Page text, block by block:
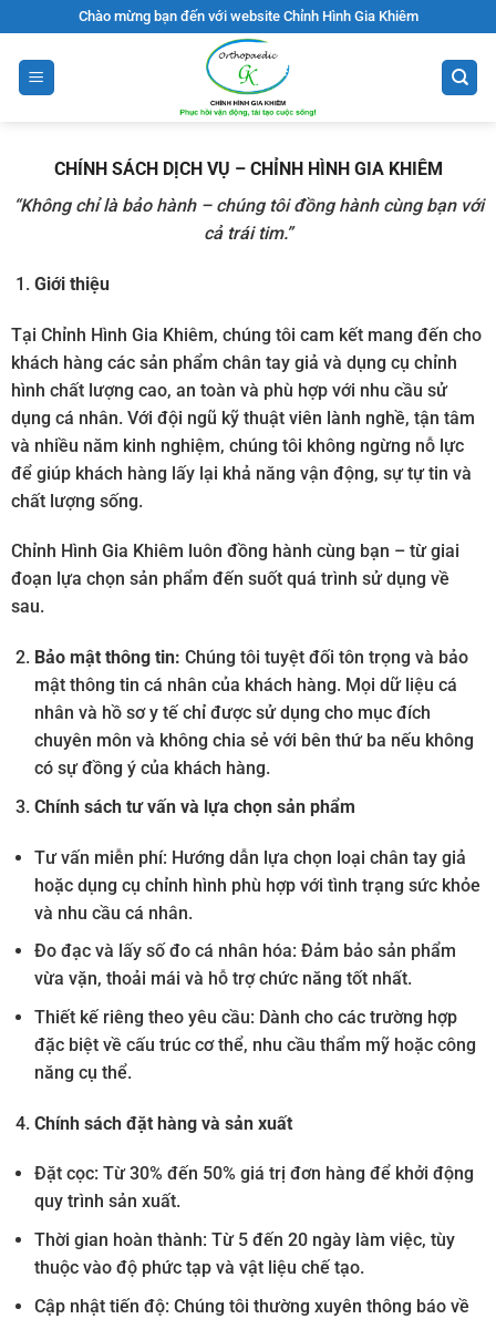
qua
nội
dung
Chào mừng bạn đến với website Chỉnh Hình Gia Khiêm
CHÍNH SÁCH DỊCH VỤ – CHỈNH HÌNH GIA KHIÊM
“Không chỉ là bảo hành – chúng tôi đồng hành cùng bạn với
cả trái tim.”
Giới thiệu
Tại Chỉnh Hình Gia Khiêm, chúng tôi cam kết mang đến cho
khách hàng các sản phẩm chân tay giả và dụng cụ chỉnh
hình chất lượng cao, an toàn và phù hợp với nhu cầu sử
dụng cá nhân. Với đội ngũ kỹ thuật viên lành nghề, tận tâm
và nhiều năm kinh nghiệm, chúng tôi không ngừng nỗ lực
để giúp khách hàng lấy lại khả năng vận động, sự tự tin và
chất lượng sống.
Chỉnh Hình Gia Khiêm luôn đồng hành cùng bạn – từ giai
đoạn lựa chọn sản phẩm đến suốt quá trình sử dụng về
sau.
Bảo mật thông tin: Chúng tôi tuyệt đối tôn trọng và bảo
mật thông tin cá nhân của khách hàng. Mọi dữ liệu cá
nhân và hồ sơ y tế chỉ được sử dụng cho mục đích
chuyên môn và không chia sẻ với bên thứ ba nếu không
có sự đồng ý của khách hàng.
Chính sách tư vấn và lựa chọn sản phẩm
Tư vấn miễn phí: Hướng dẫn lựa chọn loại chân tay giả
hoặc dụng cụ chỉnh hình phù hợp với tình trạng sức khỏe
và nhu cầu cá nhân.
Đo đạc và lấy số đo cá nhân hóa: Đảm bảo sản phẩm
vừa vặn, thoải mái và hỗ trợ chức năng tốt nhất.
Thiết kế riêng theo yêu cầu: Dành cho các trường hợp
đặc biệt về cấu trúc cơ thể, nhu cầu thẩm mỹ hoặc công
năng cụ thể.
Chính sách đặt hàng và sản xuất
Đặt cọc: Từ 30% đến 50% giá trị đơn hàng để khởi động
quy trình sản xuất.
Thời gian hoàn thành: Từ 5 đến 20 ngày làm việc, tùy
thuộc vào độ phức tạp và vật liệu chế tạo.
Cập nhật tiến độ: Chúng tôi thường xuyên thông báo về